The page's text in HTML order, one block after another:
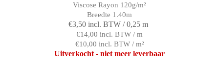
Viscose Rayon 120g/m²
Breedte 1.40m
€3,50 incl. BTW / 0,25 m
€14,00 incl. BTW / m
€10,00 incl. BTW / m²
Uitverkocht - niet meer leverbaar